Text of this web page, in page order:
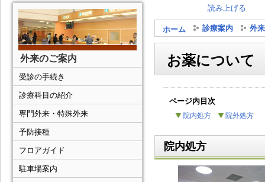
読み上げる
ホーム 診療案内 外
お薬について
ページ内目次
院内処方 院外処方
院内処方
外来のご案内
受診の手続き
診療科目の紹介
専門外来・特殊外来
予防接種
フロアガイド
駐車場案内